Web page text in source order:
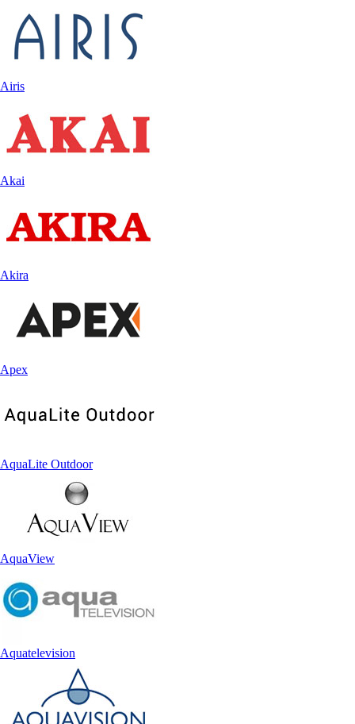
Airis
Akai
Akira
Apex
AquaLite Outdoor
AquaView
Aquatelevision